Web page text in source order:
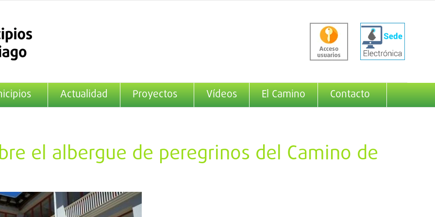
Actualidad Proyectos Vídeos El Camino Contacto
el albergue de peregrinos del Camino de